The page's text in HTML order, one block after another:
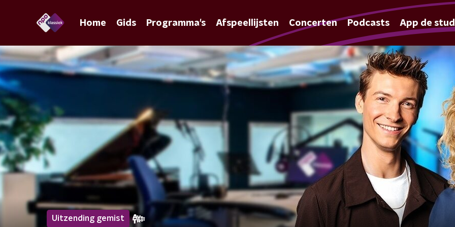
Home Gids Programma's Afspeellijsten Concerten Podcasts App de
Uitzending gemist